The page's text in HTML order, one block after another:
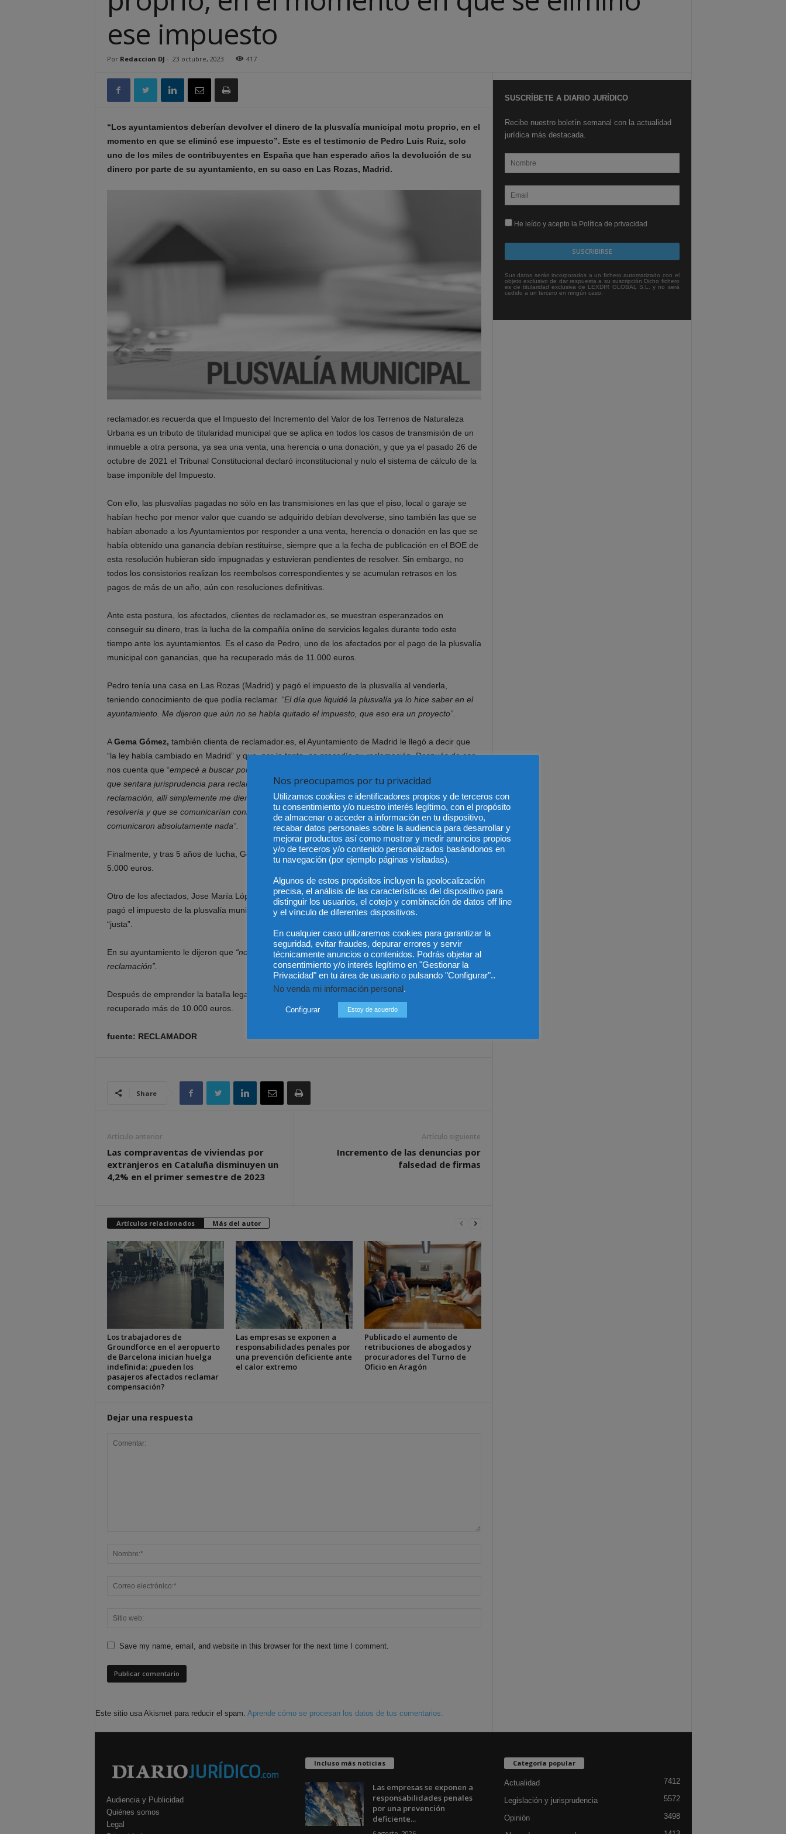
ese impuesto
Por Redaccion DJ - 23 octubre, 2023 417
“Los ayuntamientos deberían devolver el dinero de la plusvalía municipal motu proprio, en el
momento en que se eliminó ese impuesto”. Este es el testimonio de Pedro Luis Ruiz, solo
uno de los miles de contribuyentes en España que han esperado años la devolución de su
dinero por parte de su ayuntamiento, en su caso en Las Rozas, Madrid.
reclamador.es recuerda que el Impuesto del Incremento del Valor de los Terrenos de Naturaleza
Urbana es un tributo de titularidad municipal que se aplica en todos los casos de transmisión de un
inmueble a otra persona, ya sea una venta, una herencia o una donación, y que ya el pasado 26 de
octubre de 2021 el Tribunal Constitucional declaró inconstitucional y nulo el sistema de cálculo de la
base imponible del Impuesto.
Con ello, las plusvalías pagadas no sólo en las transmisiones en las que el piso, local o garaje se
habían hecho por menor valor que cuando se adquirido debían devolverse, sino también las que se
habían abonado a los Ayuntamientos por responder a una venta, herencia o donación en las que se
había obtenido una ganancia debían restituirse, siempre que a la fecha de publicación en el BOE de
esta resolución hubieran sido impugnadas y estuvieran pendientes de resolver. Sin embargo, no
todos los consistorios realizan los reembolsos correspondientes y se acumulan retrasos en los
pagos de más de un año, aún con resoluciones definitivas.
Ante esta postura, los afectados, clientes de reclamador.es, se muestran esperanzados en
conseguir su dinero, tras la lucha de la compañía online de servicios legales durante todo este
tiempo ante los ayuntamientos. Es el caso de Pedro, uno de los afectados por el pago de la plusvalía
municipal con ganancias, que ha recuperado más de 11.000 euros.
Pedro tenía una casa en Las Rozas (Madrid) y pagó el impuesto de la plusvalía al venderla,
teniendo conocimiento de que podía reclamar. “El día que liquidé la plusvalía ya lo hice saber en el
ayuntamiento. Me dijeron que aún no se había quitado el impuesto, que eso era un proyecto”.
AGema Gómez, también clienta de reclamador.es, el Ayuntamiento de Madrid le llegó a decir que
“la ley había cambiado en Madrid” y que, por lo tanto, no procedía su reclamación. Después de eso
nos cuenta que “empecé a buscar por Internet a ver si había alguna resolución judicial, algo a favor
que sentara jurisprudencia para reclamar. Me informé de que así era, y fui al Registro. Tras hacer la
reclamación, allí simplemente me dieron un papel. Me quedé tranquila pensando que eso se
resolvería y que se comunicarían conmigo, pero nunca lo hicieron. Pasó el tiempo y no me
comunicaron absolutamente nada”.
Finalmente, y tras 5 años de lucha, Gema ha recuperado de la mano de reclamador.es más de
5.000 euros.
Otro de los afectados, Jose María López, cuenta que heredó una vivienda en Zaragoza (Aragón) y
pagó el impuesto de la plusvalía municipal, creyendo en todo momento que esta situación no era
“justa”.
En su ayuntamiento le dijeron que “no había ninguna posibilidad de reclamar y de ganar la
reclamación”.
Después de emprender la batalla legal con los expertos de reclamador.es, Jose María ha
recuperado más de 10.000 euros.
fuente: RECLAMADOR
Share
Artículo anterior
Las compraventas de viviendas por
extranjeros en Cataluña disminuyen un
4,2% en el primer semestre de 2023
Artículo siguiente
Incremento de las denuncias por
falsedad de firmas
Artículos relacionados Más del autor
Los trabajadores de
Groundforce en el aeropuerto
de Barcelona inician huelga
indefinida: ¿pueden los
pasajeros afectados reclamar
compensación?
Las empresas se exponen a
responsabilidades penales por
una prevención deficiente ante
el calor extremo
Publicado el aumento de
retribuciones de abogados y
procuradores del Turno de
Oficio en Aragón
Dejar una respuesta
Save my name, email, and website in this browser for the next time I comment.
Este sitio usa Akismet para reducir el spam. Aprende cómo se procesan los datos de tus comentarios.
SUSCRÍBETE A DIARIO JURÍDICO
Recibe nuestro boletín semanal con la actualidad
jurídica más destacada.
He leído y acepto la Política de privacidad
Sus datos serán incorporados a un fichero automatizado con el
objeto exclusivo de dar respuesta a su suscripción Dicho fichero
es de titularidad exclusiva de LEXDIR GLOBAL S.L. y no será
cedido a un tercero en ningún caso.
Audiencia y Publicidad
Quiénes somos
Legal
Incluso más noticias
Las empresas se exponen a
responsabilidades penales
por una prevención
deficiente...
Categoría popular
Actualidad 7412
Legislación y jurisprudencia 5572
Opinión 3498
Nos preocupamos por tu privacidad
Utilizamos cookies e identificadores propios y de terceros con
tu consentimiento y/o nuestro interés legítimo, con el propósito
de almacenar o acceder a información en tu dispositivo,
recabar datos personales sobre la audiencia para desarrollar y
mejorar productos así como mostrar y medir anuncios propios
y/o de terceros y/o contenido personalizados basándonos en
tu navegación (por ejemplo páginas visitadas).
Algunos de estos propósitos incluyen la geolocalización
precisa, el análisis de las características del dispositivo para
distinguir los usuarios, el cotejo y combinación de datos off line
y el vínculo de diferentes dispositivos.
En cualquier caso utilizaremos cookies para garantizar la
seguridad, evitar fraudes, depurar errores y servir
técnicamente anuncios o contenidos. Podrás objetar al
consentimiento y/o interés legítimo en "Gestionar la
Privacidad" en tu área de usuario o pulsando "Configurar"..
No venda mi información personal .
Configurar Estoy de acuerdo